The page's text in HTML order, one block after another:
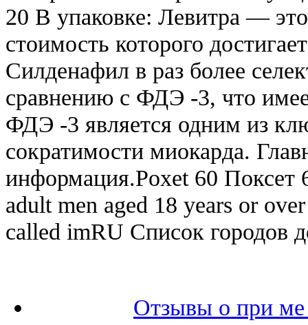
20 В упаковке: Левитра —
стоимость которого
Силденафил в раз более
сравнению с ФДЭ -3, что
ФДЭ -3 является одним из
сократимости миокарда.
информация.Poxet 60 Поксет
adult men aged 18 years or
called imRU Список городов
Отзывы о при ме